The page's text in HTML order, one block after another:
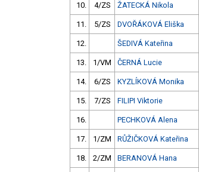
10. 4/ZS ŽATECKÁ Nikola
11. 5/ZS DVOŘÁKOVÁ Eliška
12. ŠEDIVÁ Kateřina
13. 1/VM ČERNÁ Lucie
14. 6/ZS KYZLÍKOVÁ Monika
15. 7/ZS FILIPI Viktorie
16. PECHKOVÁ Alena
17. 1/ZM RŮŽIČKOVÁ Kateřina
18. 2/ZM BERANOVÁ Hana